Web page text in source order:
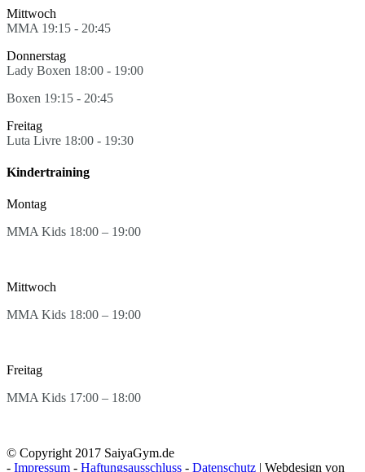
Mittwoch
MMA 19:15 - 20:45
Donnerstag
Lady Boxen 18:00 - 19:00
Boxen 19:15 - 20:45
Freitag
Luta Livre 18:00 - 19:30
Kindertraining
Montag
MMA Kids 18:00 – 19:00
Mittwoch
MMA Kids 18:00 – 19:00
Freitag
MMA Kids 17:00 – 18:00
© Copyright 2017 SaiyaGym.de
- Impressum - Haftungsausschluss - Datenschutz | Webdesign von